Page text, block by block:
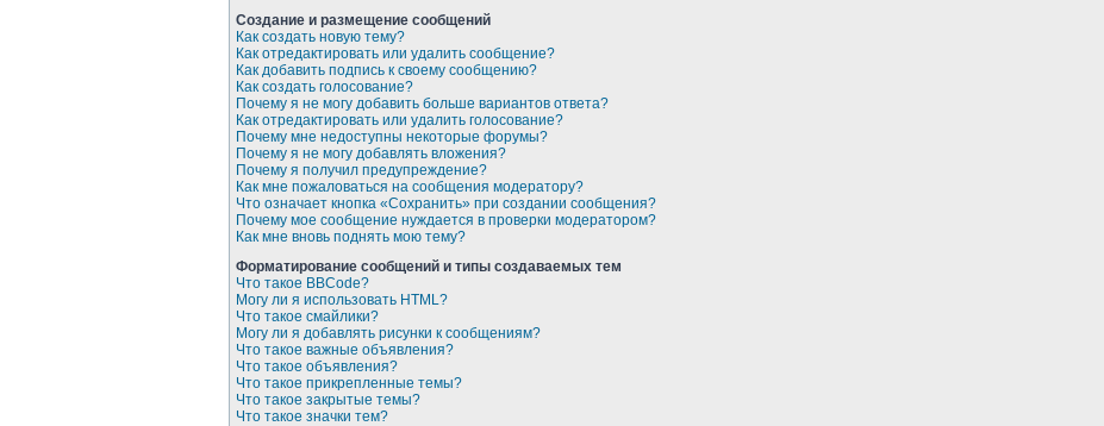
Создание и размещение сообщений
Как создать новую тему?
Как отредактировать или удалить сообщение?
Как добавить подпись к своему сообщению?
Как создать голосование?
Почему я не могу добавить больше вариантов ответа?
Как отредактировать или удалить голосование?
Почему мне недоступны некоторые форумы?
Почему я не могу добавлять вложения?
Почему я получил предупреждение?
Как мне пожаловаться на сообщения модератору?
Что означает кнопка «Сохранить» при создании сообщения?
Почему мое сообщение нуждается в проверки модератором?
Как мне вновь поднять мою тему?
Форматирование сообщений и типы создаваемых тем
Что такое BBCode?
Могу ли я использовать HTML?
Что такое смайлики?
Могу ли я добавлять рисунки к сообщениям?
Что такое важные объявления?
Что такое объявления?
Что такое прикрепленные темы?
Что такое закрытые темы?
Что такое значки тем?